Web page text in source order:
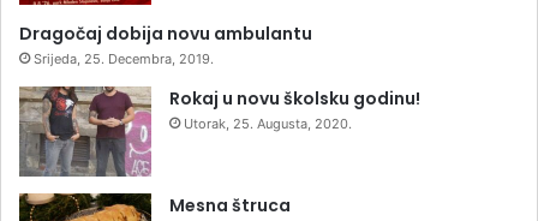
Dragočaj dobija novu ambulantu
Srijeda, 25. Decembra, 2019.
Rokaj u novu školsku godinu!
Utorak, 25. Augusta, 2020.
Mesna štruca